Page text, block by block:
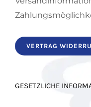
VERTRAG
GESETZLICHE